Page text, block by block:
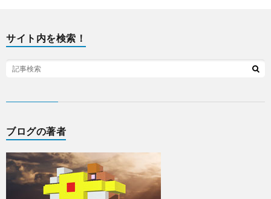
サイト内を検索！
ブログの著者